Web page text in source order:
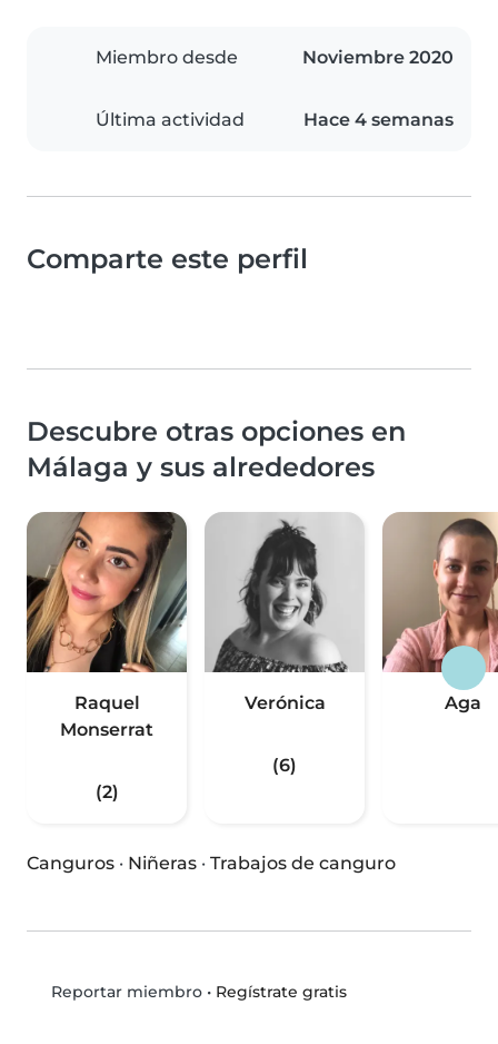
Miembro desde Noviembre 2020
Última actividad Hace 4 semanas
Comparte este perfil
Descubre otras opciones en
Málaga y sus alrededores
Raquel
Monserrat
(2)
Verónica
(6)
Aga
Canguros · Niñeras · Trabajos de canguro
Reportar miembro• Regístrate gratis